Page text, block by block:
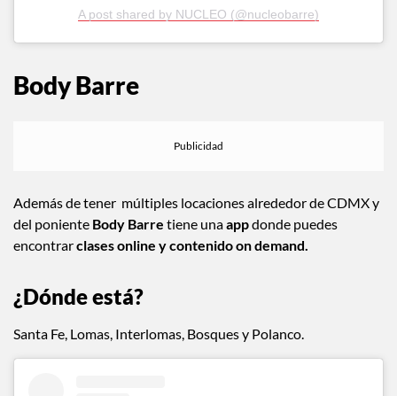
A post shared by NUCLEO (@nucleobarre)
Body Barre
Además de tener múltiples locaciones alrededor de CDMX y
del poniente Body Barre tiene unaappdonde puedes
encontrarclases online y contenido on demand.
¿Dónde está?
Santa Fe, Lomas, Interlomas, Bosques y Polanco.